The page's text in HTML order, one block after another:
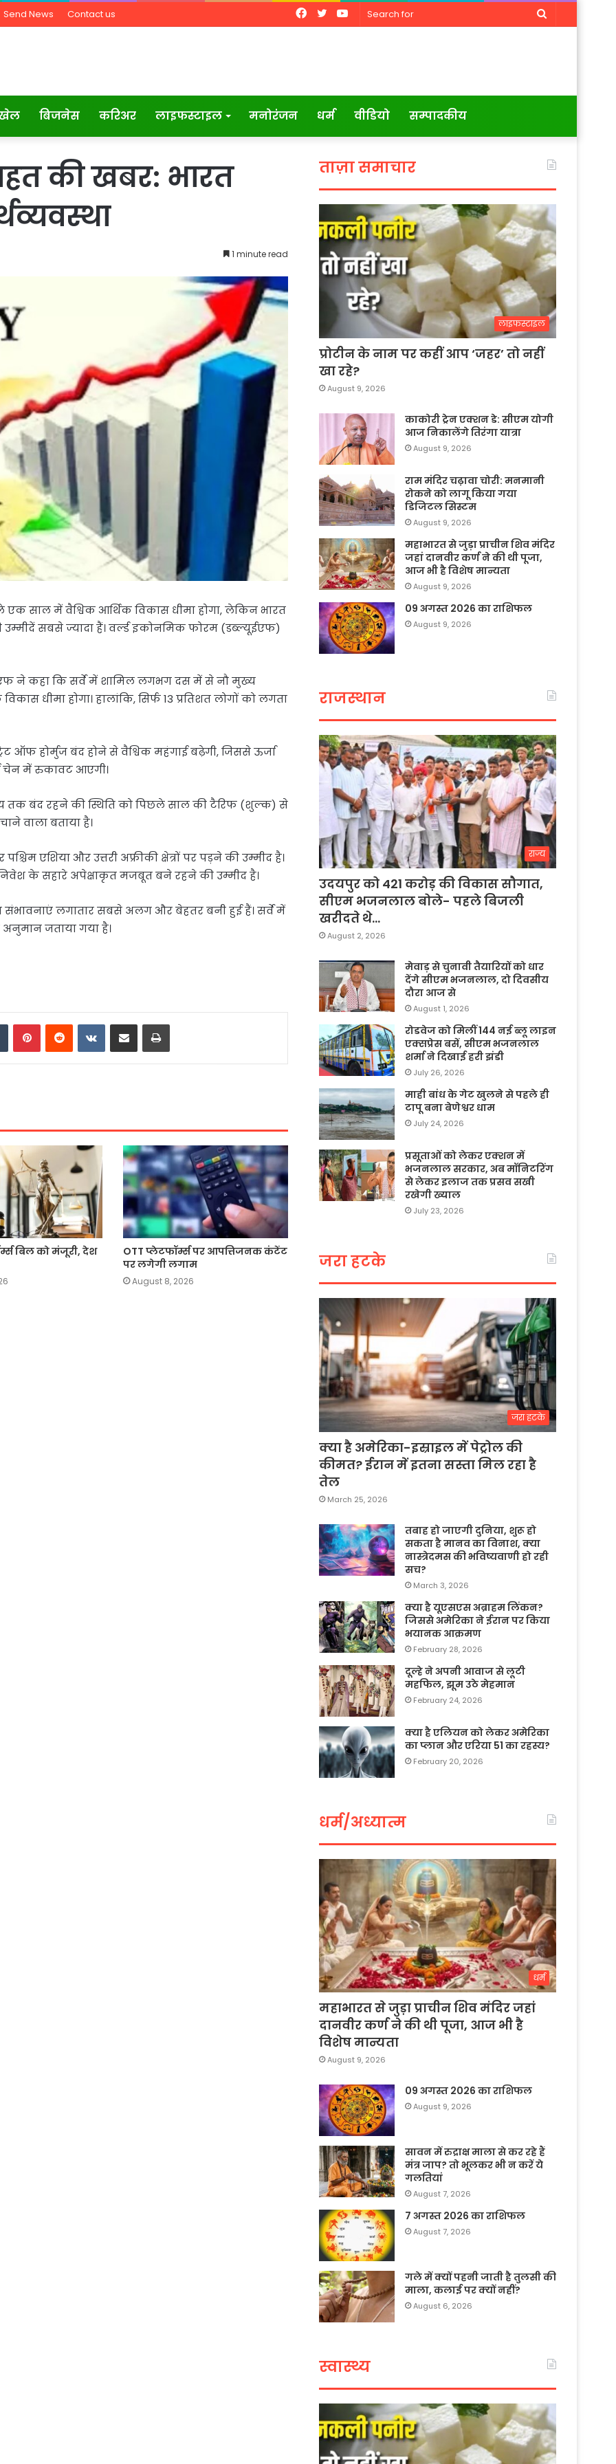
Send News Contact us
Search
YouTube
Twitter
Facebook
बिजनेस करिअर लाइफस्टाइल मनोरंजन धर्म वीडियो सम्पादकीय
की खबर: भारत
1 minute read
एक साल में वैश्विक आर्थिक विकास धीमा होगा, लेकिन भारत
सबसे ज्यादा हैं। वर्ल्ड इकोनमिक फोरम (डब्ल्यूईएफ)
ने कहा कि सर्वे में शामिल लगभग दस में से नौ मुख्य
धीमा होगा। हालांकि, सिर्फ 13 प्रतिशत लोगों को लगता
ऑफ होर्मुज बंद होने से वैश्विक महंगाई बढ़ेगी, जिससे ऊर्जा
चेन में रुकावट आएगी।
तक बंद रहने की स्थिति को पिछले साल की टैरिफ (शुल्क) से
वाला बताया है।
एशिया और उत्तरी अफ्रीकी क्षेत्रों पर पड़ने की उम्मीद है।
के सहारे अपेक्षाकृत मजबूत बने रहने की उम्मीद है।
लगातार सबसे अलग और बेहतर बनी हुई हैं। सर्वे में
जताया गया है।
TumblrPinterestReddit VKontakte
Share via Email Print
बिल को मंजूरी, देश
OTT प्लेटफॉर्म्स पर आपत्तिजनक कंटेंट
पर लगेगी लगाम
August 8, 2026
ताज़ा समाचार
लाइफस्टाइल
प्रोटीन के नाम पर कहीं आप ‘जहर’ तो नहीं
खा रहे?
August 9, 2026
काकोरी ट्रेन एक्शन डे: सीएम योगी
आज निकालेंगे तिरंगा यात्रा
August 9, 2026
राम मंदिर चढ़ावा चोरी: मनमानी
रोकने को लागू किया गया
डिजिटल सिस्टम
August 9, 2026
महाभारत से जुड़ा प्राचीन शिव मंदिर
जहां दानवीर कर्ण ने की थी पूजा,
आज भी है विशेष मान्यता
August 9, 2026
09 अगस्त 2026 का राशिफल
August 9, 2026
राजस्थान
राज्य
उदयपुर को 421 करोड़ की विकास सौगात,
सीएम भजनलाल बोले- पहले बिजली
खरीदते थे…
August 2, 2026
मेवाड़ से चुनावी तैयारियों को धार
देंगे सीएम भजनलाल, दो दिवसीय
दौरा आज से
August 1, 2026
रोडवेज को मिलीं 144 नई ब्लू लाइन
एक्सप्रेस बसें, सीएम भजनलाल
शर्मा ने दिखाई हरी झंडी
July 26, 2026
माही बांध के गेट खुलने से पहले ही
टापू बना बेणेश्वर धाम
July 24, 2026
प्रसूताओं को लेकर एक्शन में
भजनलाल सरकार, अब मॉनिटरिंग
से लेकर इलाज तक प्रसव सखी
रखेगी ख्याल
July 23, 2026
जरा हटके
जरा हटके
क्या है अमेरिका-इस्राइल में पेट्रोल की
कीमत? ईरान में इतना सस्ता मिल रहा है
तेल
March 25, 2026
तबाह हो जाएगी दुनिया, शुरू हो
सकता है मानव का विनाश, क्या
नास्त्रेदमस की भविष्यवाणी हो रही
सच?
March 3, 2026
क्या है यूएसएस अब्राहम लिंकन?
जिससे अमेरिका ने ईरान पर किया
भयानक आक्रमण
February 28, 2026
दूल्हे ने अपनी आवाज से लूटी
महफिल, झूम उठे मेहमान
February 24, 2026
क्या है एलियन को लेकर अमेरिका
का प्लान और एरिया 51 का रहस्य?
February 20, 2026
धर्म/अध्यात्म
धर्म
महाभारत से जुड़ा प्राचीन शिव मंदिर जहां
दानवीर कर्ण ने की थी पूजा, आज भी है
विशेष मान्यता
August 9, 2026
09 अगस्त 2026 का राशिफल
August 9, 2026
सावन में रुद्राक्ष माला से कर रहे हैं
मंत्र जाप? तो भूलकर भी न करें ये
गलतियां
August 7, 2026
7 अगस्त 2026 का राशिफल
August 7, 2026
गले में क्यों पहनी जाती है तुलसी की
माला, कलाई पर क्यों नहीं?
August 6, 2026
स्वास्थ्य